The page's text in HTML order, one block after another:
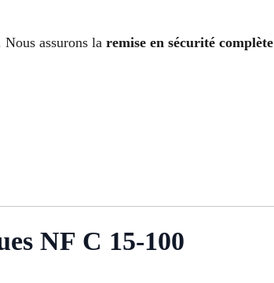
assurons la remise en sécurité
NF C 15-100